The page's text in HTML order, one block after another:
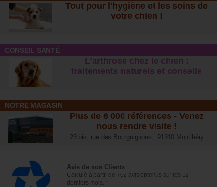
Tout pour l'hygiène et les soins de
votre chien !
CONSEIL SANTÉ
L’arthrose chez le chien :
traitements naturels et conseil s
NOTRE MAGASIN
Plus de 6 000 références - Venez
nous rendre visite !
23 bis, rue des Bourguignons, 91310 Montlhéry
Avis de nos Clients
Calculé à partir de 702 avis obtenus sur les 12
derniers mois. *